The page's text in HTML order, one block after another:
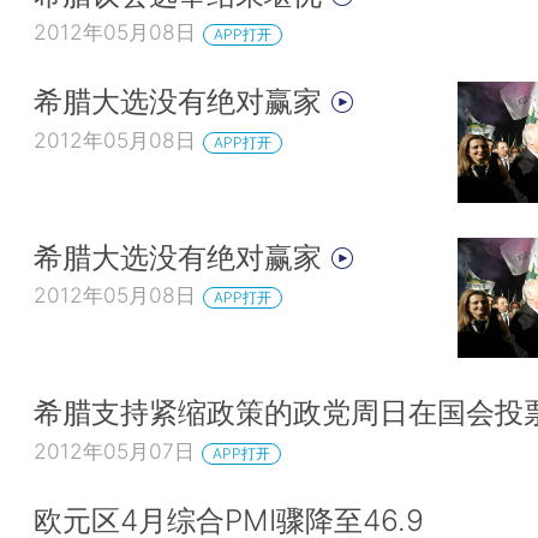
2012年05月08日 APP打开
希腊大选没有绝对赢家
2012年05月08日 APP打开
希腊大选没有绝对赢家
2012年05月08日 APP打开
希腊支持紧缩政策的政党周日在国会投
2012年05月07日 APP打开
欧元区4月综合PMI骤降至46.9